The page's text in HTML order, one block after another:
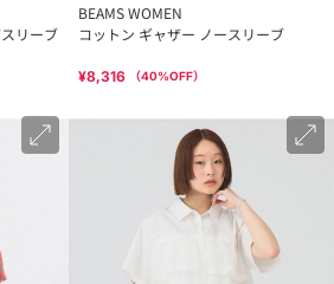
リーブ
BEAMS WOMEN
コットン ギャザー ノースリーブ
¥8,316 （40%OFF）